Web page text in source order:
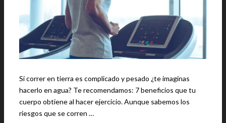
Si correr en tierra es complicado y pesado ¿te imaginas
hacerlo en agua? Te recomendamos: 7 beneficios que tu
cuerpo obtiene al hacer ejercicio. Aunque sabemos los
riesgos que se corren …